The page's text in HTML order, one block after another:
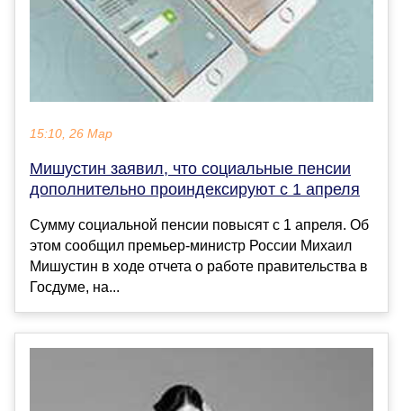
15:10, 26 Мар
Мишустин заявил, что социальные пенсии
дополнительно проиндексируют с 1 апреля
Сумму социальной пенсии повысят с 1 апреля. Об
этом сообщил премьер-министр России Михаил
Мишустин в ходе отчета о работе правительства в
Госдуме, на...